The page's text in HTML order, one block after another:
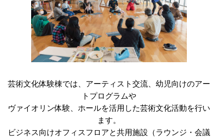
芸術文化体験棟では、アーティスト交流、幼児向けのアー
トプログラムや
ヴァイオリン体験、ホールを活用した芸術文化活動を行い
ます。
ビジネス向けオフィスフロアと共用施設（ラウンジ・会議